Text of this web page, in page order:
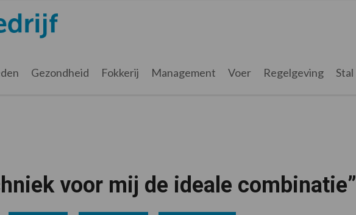
Gezondheid Fokkerij Management Voer Regelgeving Stal
voor mij de ideale combinatie”